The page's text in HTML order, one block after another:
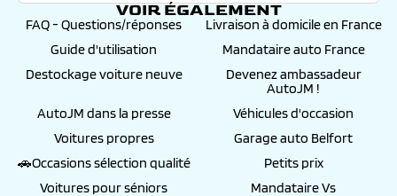
VOIR ÉGALEMENT
FAQ - Questions/réponses
Livraison à domicile en France
Guide d'utilisation
Mandataire auto France
Destockage voiture neuve
Devenez ambassadeur
AutoJM !
AutoJM dans la presse
Véhicules d'occasion
Voitures propres
Garage auto Belfort
🚗Occasions sélection qualité
Petits prix
Voitures pour séniors
Mandataire Vs